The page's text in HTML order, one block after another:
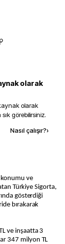
olarak
olarak
görebilirsiniz.
Nasıl çalışır?›
konumu ve
Türkiye Sigorta,
gösterdiği
bırakarak
ve inşaatta 3
347 milyon TL